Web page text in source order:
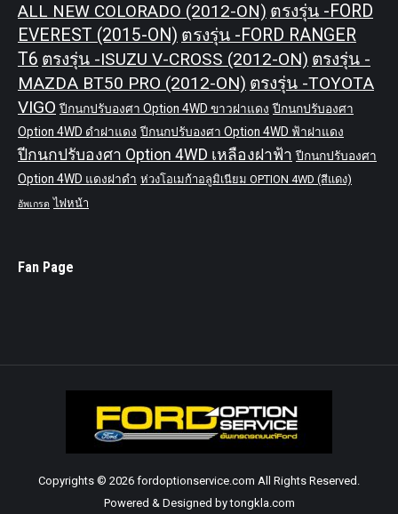
ALL NEW COLORADO (2012-ON) ตรงรุ่น -FORD
EVEREST (2015-ON) ตรงรุ่น -FORD RANGER
T6 ตรงรุ่น -ISUZU V-CROSS (2012-ON) ตรงรุ่น -
MAZDA BT50 PRO (2012-ON) ตรงรุ่น -TOYOTA
VIGO ปีกนกปรับองศา Option 4WD ขาวฝาแดง ปีกนกปรับองศา
Option 4WD ดำฝาแดง ปีกนกปรับองศา Option 4WD ฟ้าฝาแดง
ปีกนกปรับองศา Option 4WD เหลืองฝาฟ้า ปีกนกปรับองศา
Option 4WD แดงฝาดำ ห่วงโอเมก้าอลูมิเนียม OPTION 4WD (สีแดง)
อัพเกรด ไฟหน้า
Fan Page
Copyrights © 2026 fordoptionservice.com All Rights Reserved.
Powered & Designed by tongkla.com